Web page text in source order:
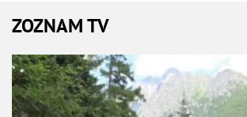
ZOZNAM TV